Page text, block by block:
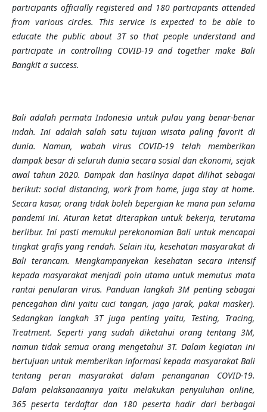
participants officially registered and 180 participants attended
from various circles. This service is expected to be able to
educate the public about 3T so that people understand and
participate in controlling COVID-19 and together make Bali
Bangkit a success.
Bali adalah permata Indonesia untuk pulau yang benar-benar
indah. Ini adalah salah satu tujuan wisata paling favorit di
dunia. Namun, wabah virus COVID-19 telah memberikan
dampak besar di seluruh dunia secara sosial dan ekonomi, sejak
awal tahun 2020. Dampak dan hasilnya dapat dilihat sebagai
berikut: social distancing, work from home, juga stay at home.
Secara kasar, orang tidak boleh bepergian ke mana pun selama
pandemi ini. Aturan ketat diterapkan untuk bekerja, terutama
berlibur. Ini pasti memukul perekonomian Bali untuk mencapai
tingkat grafis yang rendah. Selain itu, kesehatan masyarakat di
Bali terancam. Mengkampanyekan kesehatan secara intensif
kepada masyarakat menjadi poin utama untuk memutus mata
rantai penularan virus. Panduan langkah 3M penting sebagai
pencegahan dini yaitu cuci tangan, jaga jarak, pakai masker).
Sedangkan langkah 3T juga penting yaitu, Testing, Tracing,
Treatment. Seperti yang sudah diketahui orang tentang 3M,
namun tidak semua orang mengetahui 3T.Dalam kegiatan ini
bertujuan untuk memberikan informasi kepada masyarakat Bali
tentang peran masyarakat dalam penanganan COVID-19.
Dalam pelaksanaannya yaitu melakukan penyuluhan online,
365 peserta terdaftar dan 180 peserta hadir dari berbagai